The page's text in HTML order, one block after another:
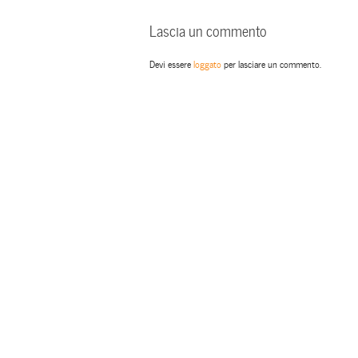
Lascia un commento
Devi essereloggatoper lasciare un commento.